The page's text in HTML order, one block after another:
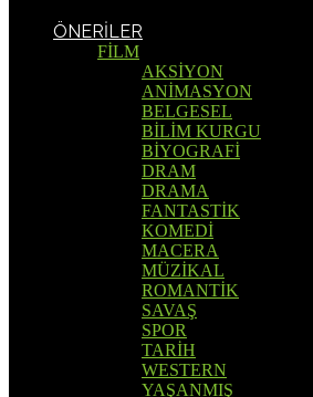
ÖNERİLER
FİLM
AKSİYON
ANİMASYON
BELGESEL
BİLİM KURGU
BİYOGRAFİ
DRAM
DRAMA
FANTASTİK
KOMEDİ
MACERA
MÜZİKAL
ROMANTİK
SAVAŞ
SPOR
TARİH
WESTERN
YAŞANMIŞ